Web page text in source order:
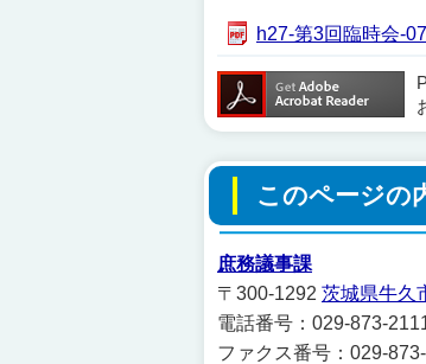
h27-第3回臨時会-
このページの
庶務議事課
〒300-1292 茨城県牛久
電話番号：029-873-
ファクス番号：029-